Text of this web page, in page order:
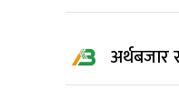
अर्थबजार